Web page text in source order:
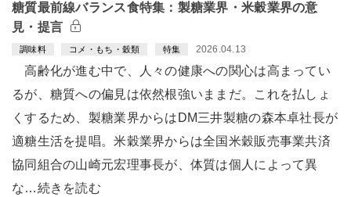
糖質最前線バランス食特集：製糖業界・米穀業界の意
見・提言
調味料 コメ・もち・穀類 特集 2026.04.13
高齢化が進む中で、人々の健康への関心は高まってい
るが、糖質への偏見は依然根強いままだ。これを払しょ
くするため、製糖業界からはDM三井製糖の森本卓社長が
適糖生活を提唱。米穀業界からは全国米穀販売事業共済
協同組合の山崎元宏理事長が、体質は個人によって異
な…続きを読む